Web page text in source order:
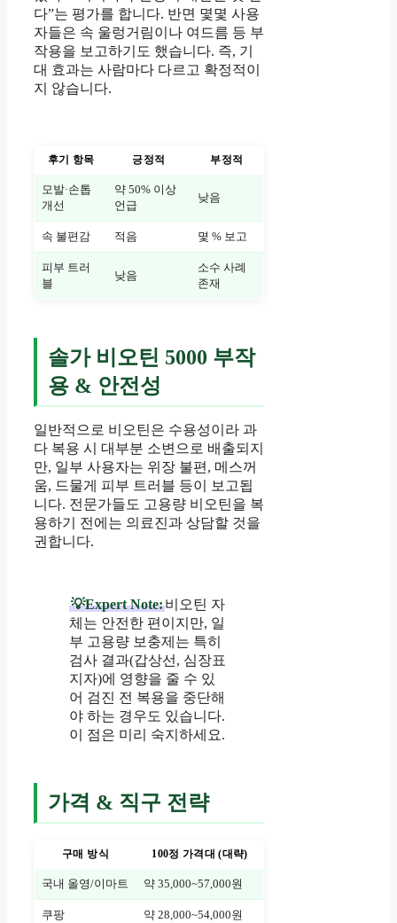
다”는 평가를 합니다. 반면 몇몇 사용
자들은 속 울렁거림이나 여드름 등 부
작용을 보고하기도 했습니다. 즉, 기
대 효과는 사람마다 다르고 확정적이
지 않습니다.
후기 항목 긍정적 부정적
모발·손톱
개선
약 50% 이상
언급
낮음
속 불편감 적음 몇 % 보고
피부 트러
블
낮음
소수 사례
존재
솔가 비오틴 5000 부작
용 & 안전성
일반적으로 비오틴은 수용성이라 과
다 복용 시 대부분 소변으로 배출되지
만, 일부 사용자는 위장 불편, 메스꺼
움, 드물게 피부 트러블 등이 보고됩
니다. 전문가들도 고용량 비오틴을 복
용하기 전에는 의료진과 상담할 것을
권합니다.
💡Expert Note:비오틴 자
체는 안전한 편이지만, 일
부 고용량 보충제는 특히
검사 결과(갑상선, 심장표
지자)에 영향을 줄 수 있
어 검진 전 복용을 중단해
야 하는 경우도 있습니다.
이 점은 미리 숙지하세요.
가격 & 직구 전략
구매 방식 100정 가격대 (대략)
국내 올영/이마트 약 35,000~57,000원
쿠팡 약 28,000~54,000원